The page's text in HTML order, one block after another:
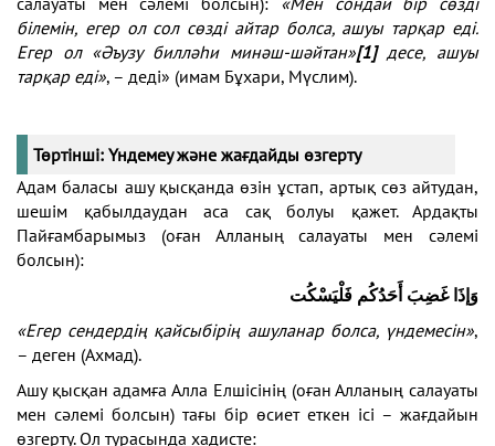
білемін, егер ол сол сөзді айтар болса, ашуы тарқар еді.
Егер ол «Әъузу билләһи минәш-шәйтан»[1]десе, ашуы
тарқар еді», – деді» (имам Бұхари, Мүслим).
Төртінші: Үндемеу және жағдайды өзгерту
Адам баласы ашу қысқанда өзін ұстап, артық сөз айтудан,
шешім қабылдаудан аса сақ болуы қажет. Ардақты
Пайғамбарымыз (оған Алланың салауаты мен сәлемі
болсын):
وَإذَا غَضِبَ أَحَدُكُم فَلْيَسْكُت
«Егер сендердің қайсыбірің ашуланар болса, үндемесін»,
– деген (Ахмад).
Ашу қысқан адамға Алла Елшісінің (оған Алланың салауаты
мен сәлемі болсын) тағы бір өсиет еткен ісі – жағдайын
өзгерту. Ол турасында хадисте: